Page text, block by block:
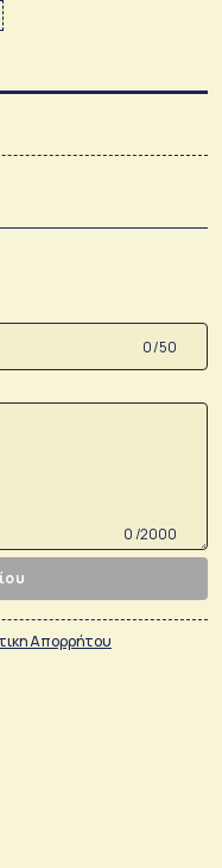
0 /50
0 /2000
Απορρήτου